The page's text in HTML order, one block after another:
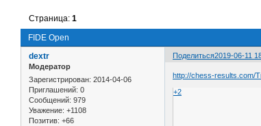
FIDE Open
Страница:1
Поделиться2019-06-11
dextr
Модератор
Зарегистрирован: 2014-04-06
Приглашений: 0
Сообщений: 979
Уважение: +1108
Позитив: +66
http://chess-results.com/
+2